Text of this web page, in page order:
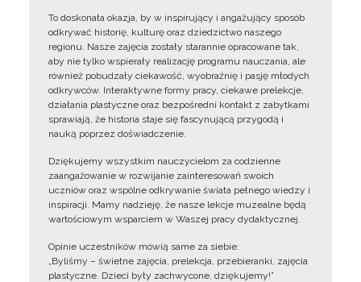
To doskonała okazja, by w inspirujący i angażujący sposób
odkrywać historię, kulturę oraz dziedzictwo naszego
regionu. Nasze zajęcia zostały starannie opracowane tak,
aby nie tylko wspierały realizację programu nauczania, ale
również pobudzały ciekawość, wyobraźnię i pasję młodych
odkrywców. Interaktywne formy pracy, ciekawe prelekcje,
działania plastyczne oraz bezpośredni kontakt z zabytkami
sprawiają, że historia staje się fascynującą przygodą i
nauką poprzez doświadczenie.
Dziękujemy wszystkim nauczycielom za codzienne
zaangażowanie w rozwijanie zainteresowań swoich
uczniów oraz wspólne odkrywanie świata pełnego wiedzy i
inspiracji. Mamy nadzieję, że nasze lekcje muzealne będą
wartościowym wsparciem w Waszej pracy dydaktycznej.
Opinie uczestników mówią same za siebie:
„Byliśmy – świetne zajęcia, prelekcja, przebieranki, zajęcia
plastyczne. Dzieci były zachwycone, dziękujemy!”